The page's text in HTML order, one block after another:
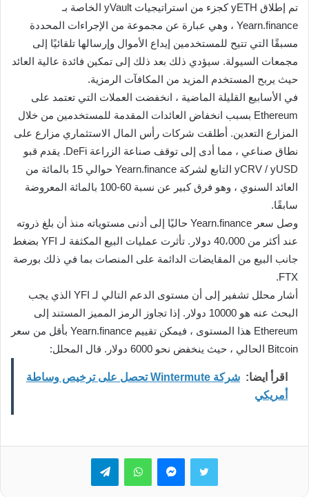
تم إطلاق yETH كجزء من استراتيجيات yVault الخاصة بـ
Yearn.finance ، وهي عبارة عن مجموعة من الإجراءات المحددة
مسبقًا التي تتيح للمستخدمين إيداع الأموال وإرسالها تلقائيًا إلى
مجمعات السيولة. سيؤدي ذلك بعد ذلك إلى تمكين فائدة عالية العائد
حيث يربح المستخدم المزيد من المكافآت الرمزية.
في الأسابيع القليلة الماضية ، انخفضت العملات التي تعتمد على
Ethereum بسبب انخفاض العائدات المقدمة للمستخدمين من خلال
المزارع التعدين. أطلقت شركات رأس المال الاستثماري مزارع على
نطاق صناعي ، مما أدى إلى توقف صناعة الزراعة DeFi. يقدم قبو
yCRV / yUSD التابع لشركة Yearn.finance حوالي 15 بالمائة من
العائد السنوي ، وهو فرق كبير عن نسبة 60-100 بالمائة المعروضة
سابقًا.
وصل سعر Yearn.finance حاليًا إلى أدنى مستوياته منذ أن بلغ ذروته
عند أكثر من 40،000 دولار. تأثرت عمليات البيع المكثفة لـ YFI بضغط
جانب البيع من المقايضات الدائمة على المنصات بما في ذلك بورصة
FTX.
أشار محلل تشفير إلى أن مستوى الدعم التالي لـ YFI الذي يجب
البحث عنه هو 10000 دولار. إذا تجاوز الرمز المميز المستند إلى
Ethereum هذا المستوى ، فيمكن تقييم Yearn.finance بأقل من سعر
Bitcoin الحالي ، حيث ينخفض نحو 6000 دولار. قال المحلل:
اقرأ ايضا:
شركة Wintermute تحصل على ترخيص وساطة
أمريكي
تويتر ماسنجرواتساب تيلقرام